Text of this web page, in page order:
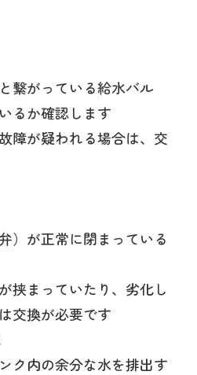
繋がっている給水バル
るか確認します
障が疑われる場合は、交
）が正常に閉まっている
挟まっていたり、劣化し
交換が必要です
ク内の余分な水を排出す